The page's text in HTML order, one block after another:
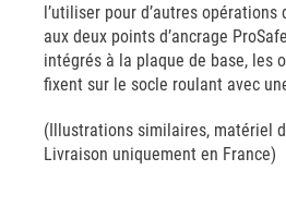
l’utiliser pour d’autres opérations
aux deux points d’ancrage
intégrés à la plaque de base, les
fixent sur le socle roulant avec
(Illustrations similaires, matériel
Livraison uniquement en France)